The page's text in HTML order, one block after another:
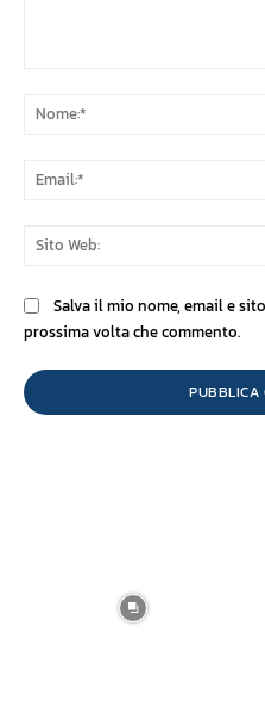
Salva il mio nome, email e
prossima volta che commento.